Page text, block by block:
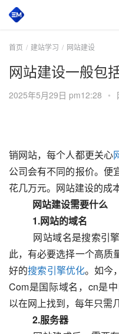
首页 建站学习 网站建设
网站建设一般包
2025年5月29日 pm12:28 •
销网站，每个人都更关心
公司会有不同的报价。便
花几万元。网站建设的成
网站建设需要什么
1.网站的域名
此，有必要选择一个高质
好的搜索引擎优化。如今
Com是国际域名，cn是
以在网上找到，每年只需
2.服务器